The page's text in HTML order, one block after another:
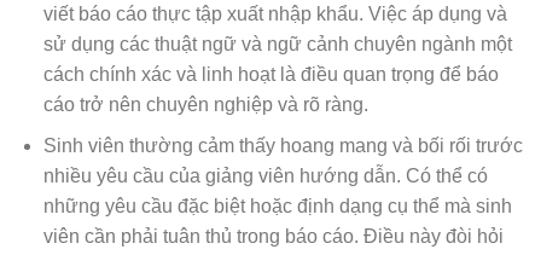
viết báo cáo thực tập xuất nhập khẩu. Việc áp dụng và
sử dụng các thuật ngữ và ngữ cảnh chuyên ngành một
cách chính xác và linh hoạt là điều quan trọng để báo
cáo trở nên chuyên nghiệp và rõ ràng.
Sinh viên thường cảm thấy hoang mang và bối rối trước
nhiều yêu cầu của giảng viên hướng dẫn. Có thể có
những yêu cầu đặc biệt hoặc định dạng cụ thể mà sinh
viên cần phải tuân thủ trong báo cáo. Điều này đòi hỏi